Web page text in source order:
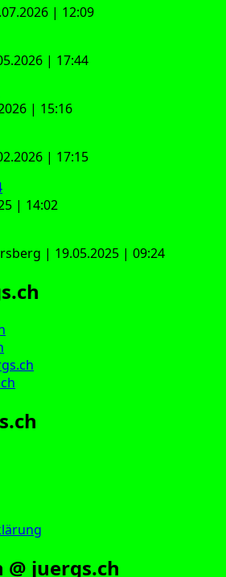
| 12:09
| 17:44
| 15:16
| 17:15
| 14:02
| 19.05.2025 | 09:24
@ juergs.ch